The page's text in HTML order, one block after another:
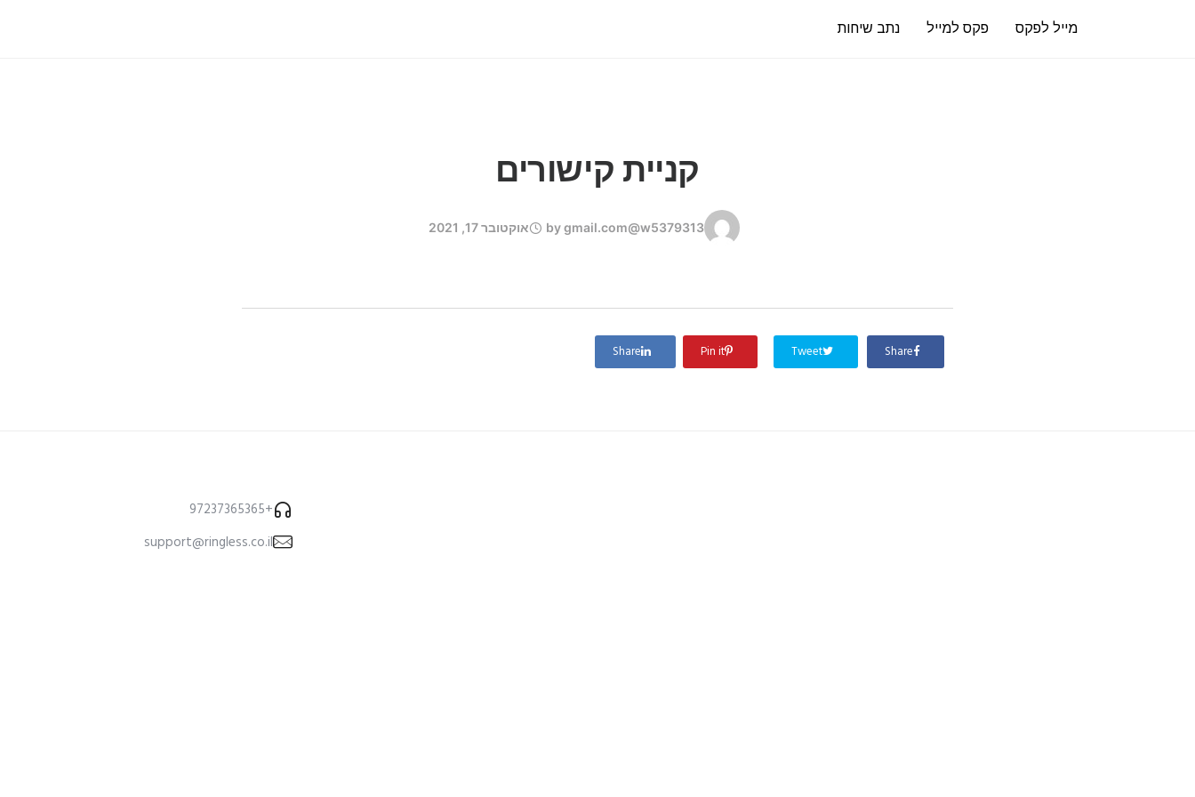
נתב שיחות פקס למייל מייל לפקס
קניית קישורים
bygmail.com@w5379313 אוקטובר 17, 2021
Share
Tweet
Pin it
Share
+97237365365
support@ringless.co.il